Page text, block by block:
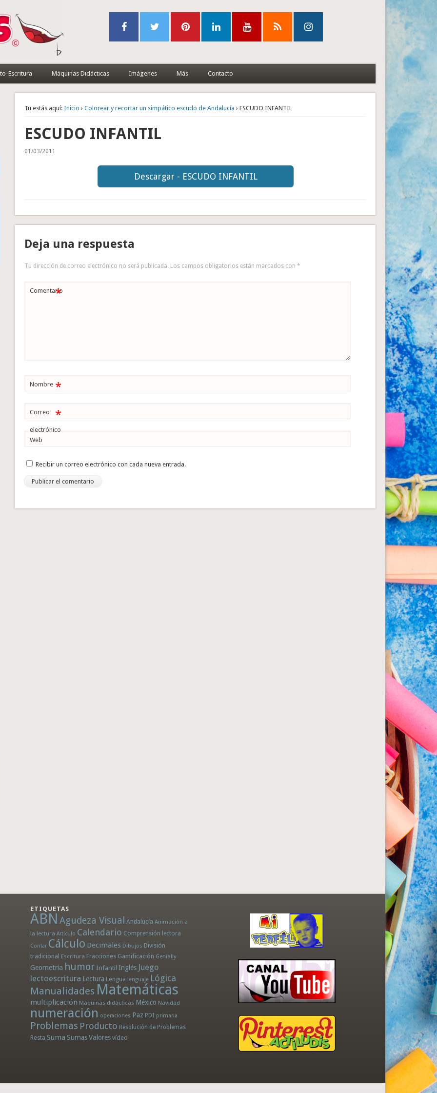
Escritura Máquinas Didácticas Imágenes Más Contacto
Tu estás aquí: Inicio ›Colorear y recortar un simpático escudo de Andalucía › ESCUDO INFANTIL
ESCUDO INFANTIL
01/03/2011
Descargar - ESCUDO INFANTIL
Deja una respuesta
Tu dirección de correo electrónico no será publicada. Los campos obligatorios están marcados con*
Comentario
*
Nombre *
Correo
electrónico
*
Web
Recibir un correo electrónico con cada nueva entrada.
ETIQUETAS
ABN Agudeza Visual Andalucía Animación a
la lectura Artículo Calendario Comprensión lectora
Contar Cálculo Decimales Dibujos División
tradicional Escritura Fracciones Gamificación Genially
Geometría humor Infantil Inglés Juego
lectoescritura Lectura Lengua lenguaje Lógica
Manualidades Matemáticas
multiplicación Máquinas didácticas México Navidad
numeración operaciones Paz PDI primaria
Problemas Producto Resolución de Problemas
Resta Suma SumasValores vídeo